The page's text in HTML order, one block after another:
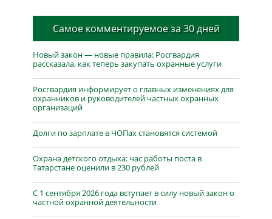
Самое комментируемое за 30 дней
Новый закон — новые правила: Росгвардия
рассказала, как теперь закупать охранные услуги
Росгвардия информирует о главных изменениях для
охранников и руководителей частных охранных
организаций
Долги по зарплате в ЧОПах становятся системой
Охрана детского отдыха: час работы поста в
Татарстане оценили в 230 рублей
С 1 сентября 2026 года вступает в силу новый закон о
частной охранной деятельности